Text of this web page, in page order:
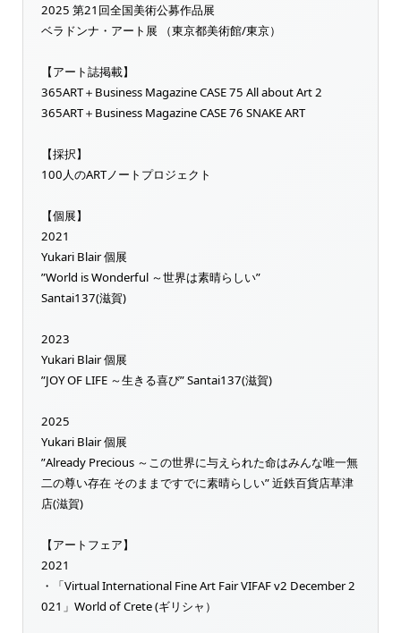
2025 第21回全国美術公募作品展
ベラドンナ・アート展 （東京都美術館/東京）
【アート誌掲載】
365ART＋Business Magazine CASE 75 All about Art 2
365ART＋Business Magazine CASE 76 SNAKE ART
【採択】
100人のARTノートプロジェクト
【個展】
2021
Yukari Blair 個展
”World is Wonderful ～世界は素晴らしい”
Santai137(滋賀)
2023
Yukari Blair 個展
”JOY OF LIFE ～生きる喜び” Santai137(滋賀)
2025
Yukari Blair 個展
”Already Precious ～この世界に与えられた命はみんな唯一無
二の尊い存在 そのままですでに素晴らしい” 近鉄百貨店草津
店(滋賀)
【アートフェア】
2021
・「Virtual International Fine Art Fair VIFAF v2 December 2
021」World of Crete (ギリシャ）